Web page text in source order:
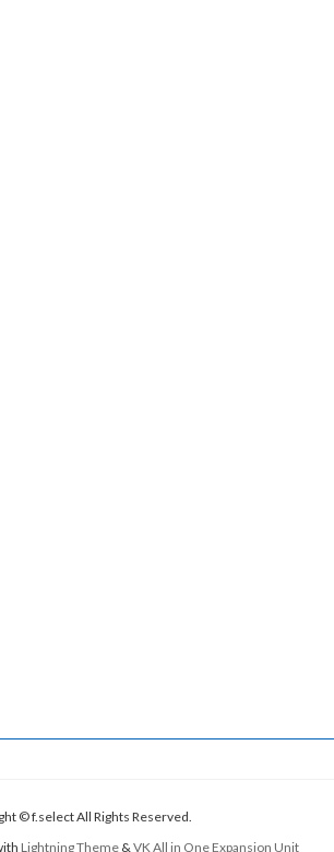
© f.select All Rights Reserved.
Lightning Theme&VK All in One Expansion Unit